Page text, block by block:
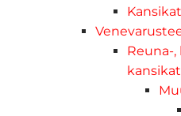
Reuna-,